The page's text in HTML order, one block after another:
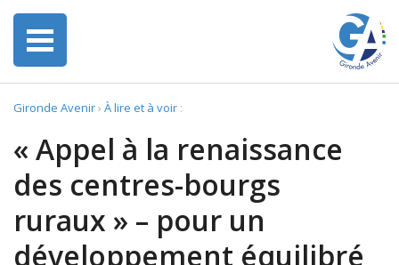
Gironde Avenir› À lire et à voir :
« Appel à la renaissance
des centres-bourgs
ruraux » – pour un
développement équilibré